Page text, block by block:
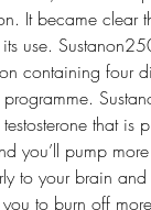
It became clear
use.
containing four
programme.
that is
you’ll pump
to your brain
to burn off